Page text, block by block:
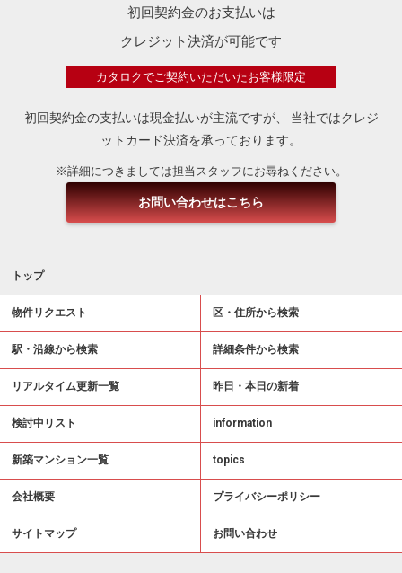
初回契約金のお支払いは
クレジット決済が可能です
カタロクでご契約いただいたお客様限定
初回契約金の支払いは現金払いが主流ですが、
当社ではクレジ
ットカード決済を承っております。
※詳細につきましては担当スタッフにお尋ねください。
お問い合わせはこちら
トップ
物件リクエスト 区・住所から検索
駅・沿線から検索 詳細条件から検索
リアルタイム更新一覧 昨日・本日の新着
検討中リスト information
新築マンション一覧 topics
会社概要 プライバシーポリシー
サイトマップ お問い合わせ